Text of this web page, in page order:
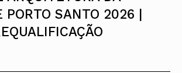
PORTO SANTO 2026 |